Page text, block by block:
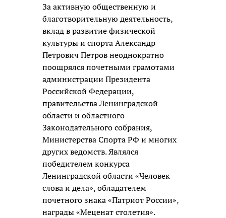
За активную общественную и
благотворительную деятельность,
вклад в развитие физической
культуры и спорта Александр
Петрович Петров неоднократно
поощрялся почетными грамотами
администрации Президента
Российской Федерации,
правительства Ленинградской
области и областного
Законодательного собрания,
Министерства Спорта РФ и многих
других ведомств. Являлся
победителем конкурса
Ленинградской области «Человек
слова и дела», обладателем
почетного знака «Патриот России»,
награды «Меценат столетия».